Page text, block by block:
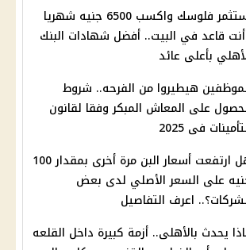
استثمر فلوسك واكسب 6500 جنيه شهريا
قاعد في البيت.. أفضل شهادات البنك
بأعلى عائد
هيطيروا من الفرحه.. شروط
على المعاش المبكر وفقا لقانون
فى 2025
هل ارتفعت أسعار البن مرة أخرى بمقدار 100
على السعر الأصلي لدى بعض
اعرف التفاصيل
يحدث بالأهلى.. أزمة كبيرة داخل القلعه